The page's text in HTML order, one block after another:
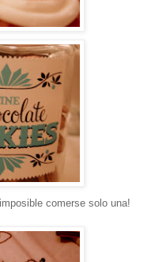
comerse solo una!